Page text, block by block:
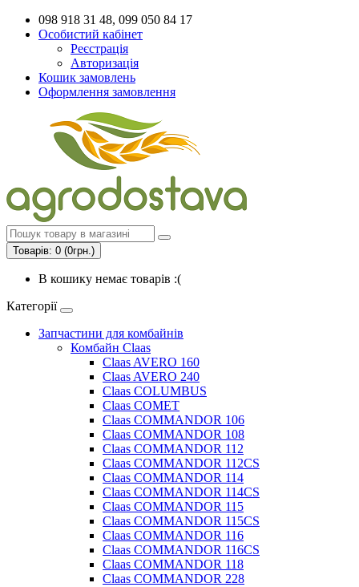
098 918 31 48, 099 050 84 17
Особистий кабінет
Реєстрація
Авторизація
Кошик замовлень
Оформлення замовлення
Товарів: 0 (0грн.)
В кошику немає товарів :(
Категорії
Запчастини для комбайнів
Комбайн Claas
Claas AVERO 160
Claas AVERO 240
Claas COLUMBUS
Claas COMET
Claas COMMANDOR 106
Claas COMMANDOR 108
Claas COMMANDOR 112
Claas COMMANDOR 112CS
Claas COMMANDOR 114
Claas COMMANDOR 114CS
Claas COMMANDOR 115
Claas COMMANDOR 115CS
Claas COMMANDOR 116
Claas COMMANDOR 116CS
Claas COMMANDOR 118
Claas COMMANDOR 228